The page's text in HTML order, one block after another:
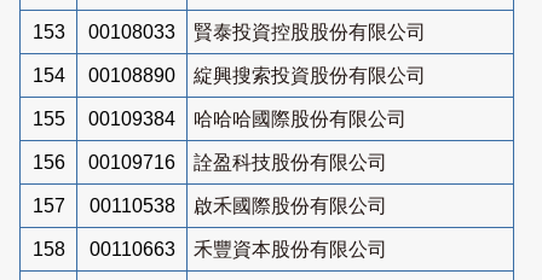
153 00108033 賢泰投資控股股份有限公司
154 00108890 綻興搜索投資股份有限公司
155 00109384 哈哈哈國際股份有限公司
156 00109716 詮盈科技股份有限公司
157 00110538 啟禾國際股份有限公司
158 00110663 禾豐資本股份有限公司